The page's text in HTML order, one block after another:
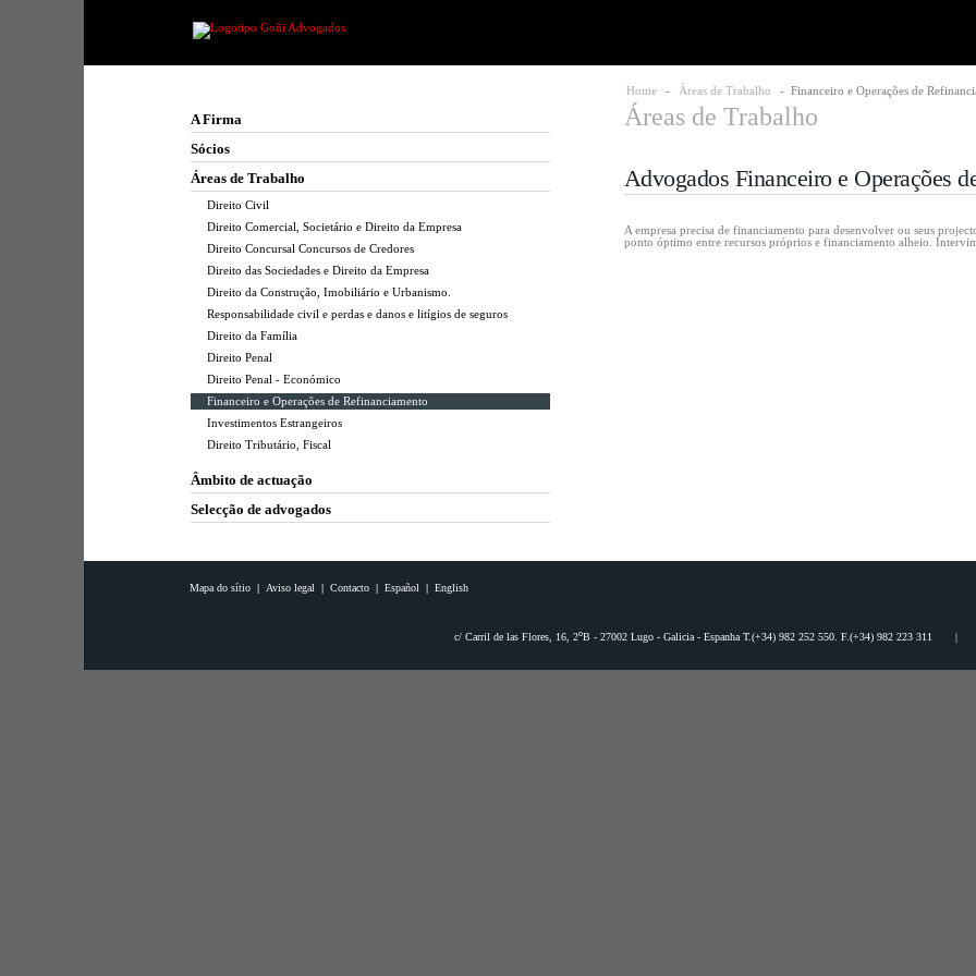
A Firma
Sócios
Áreas de Trabalho
Direito Civil
Direito Comercial, Societário e Direito da Empresa
Direito Concursal Concursos de Credores
Direito das Sociedades e Direito da Empresa
Direito da Construção, Imobiliário e Urbanismo.
Responsabilidade civil e perdas e danos e litígios de seguros
Direito da Família
Direito Penal
Direito Penal - Económico
Financeiro e Operações de Refinanciamento
Investimentos Estrangeiros
Direito Tributário, Fiscal
Âmbito de actuação
Selecção de advogados
Home - Áreas de Trabalho - Financeiro e Operações de
Áreas de Trabalho
Advogados Financeiro e Operações
A empresa precisa de financiamento para desenvolver ou seus
ponto óptimo entre recursos próprios e financiamento alheio.
Mapa do sítio | Aviso legal | Contacto | Español | English
c/ Carril de las Flores, 16, 2oB - 27002 Lugo - Galicia - Espanha T.(+34) 982 252 550. F.(+34) 982 223 311 |